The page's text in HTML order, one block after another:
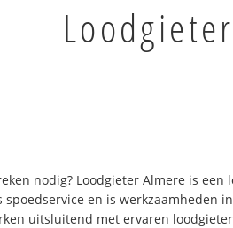
nodig? Loodgieter Almere is een
en is werkzaamheden
uitsluitend met ervaren